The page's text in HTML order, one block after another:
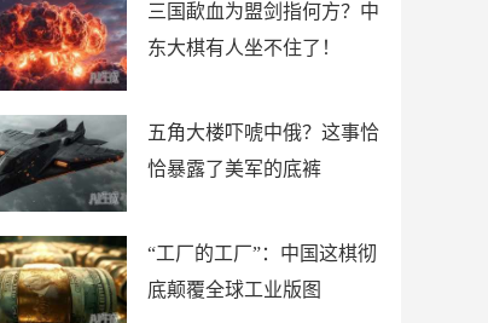
三国歃血为盟剑指何方？中
东大棋有人坐不住了！
五角大楼吓唬中俄？这事恰
恰暴露了美军的底裤
“工厂的工厂”：中国这棋彻
底颠覆全球工业版图